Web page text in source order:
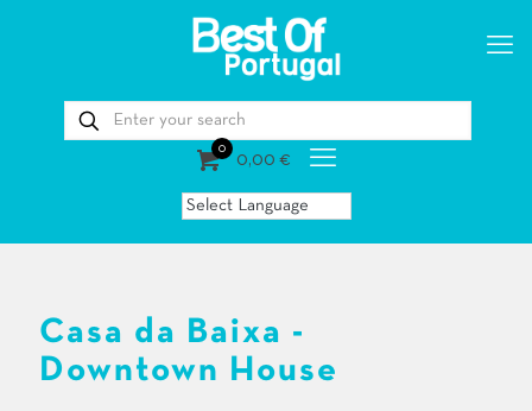
0
0,00 €
Casa da Baixa -
Downtown House